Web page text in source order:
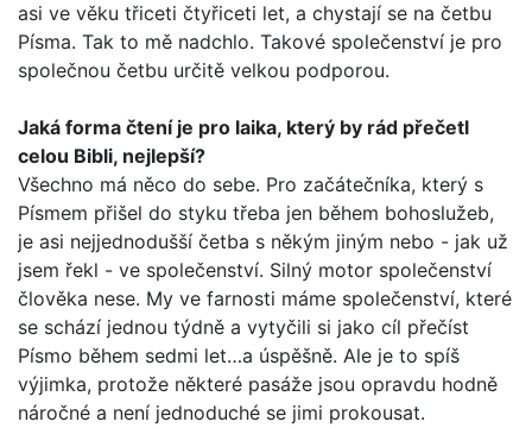
asi ve věku tři­ceti čtyřiceti let, a chystají se na četbu
Písma. Tak to mě nad­chlo. Takové společenství je pro
společnou četbu určitě velkou podporou.
Jaká forma čtení je pro laika, který by rád přečetl
celou Bib­li, nejlepší?
Všechno má něco do sebe. Pro začátečníka, který s
Písmem přišel do styku třeba jen během bohoslužeb,
je asi nejjedno­dušší četba s někým jiným nebo - jak už
jsem řekl - ve spole­čenství. Silný motor společenství
člověka nese. My ve farnosti máme společenství, které
se schází jednou týdně a vytyčili si jako cíl přečíst
Písmo během sedmi let…a úspěšně. Ale je to spíš
výjimka, protože některé pasáže jsou opravdu hodně
náročné a není jednoduché se jimi prokousat.